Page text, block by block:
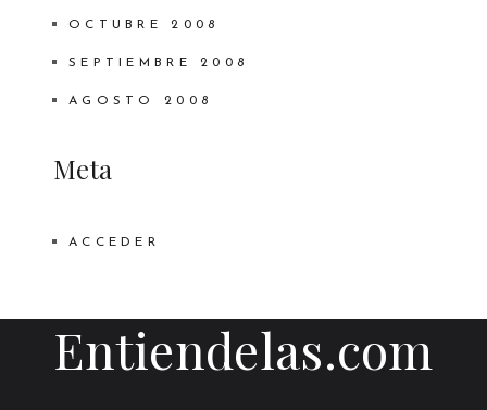
OCTUBRE 2008
SEPTIEMBRE 2008
AGOSTO 2008
Meta
ACCEDER
Entiendelas.com